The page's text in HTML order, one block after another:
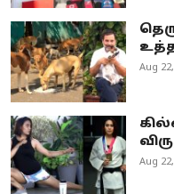
Aug
Aug